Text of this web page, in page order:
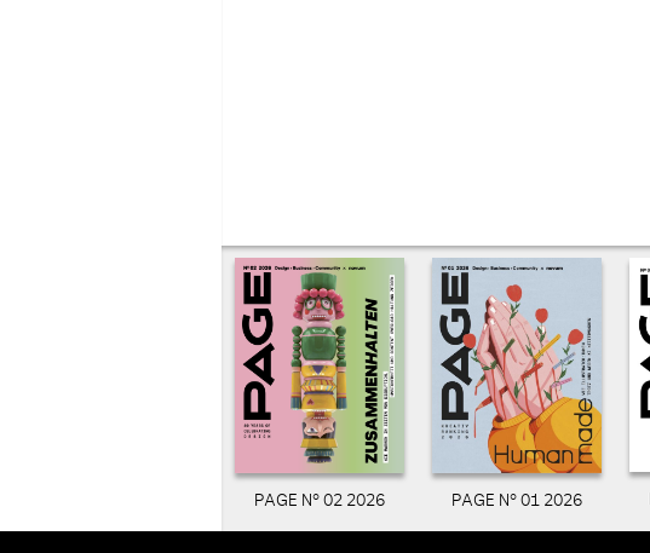
PAGE N° 02 2026 PAGE N° 01 2026